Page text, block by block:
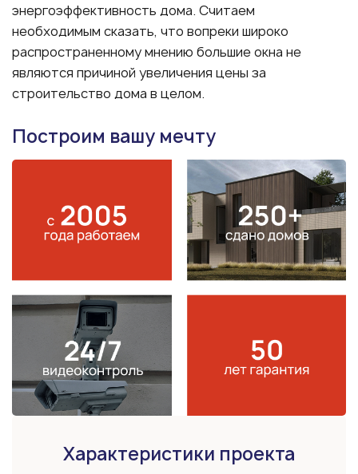
энергоэффективность дома. Считаем
необходимым сказать, что вопреки широко
распространенному мнению большие окна не
являются причиной увеличения цены за
строительство дома в целом.
Построим вашу мечту
Характеристики проекта